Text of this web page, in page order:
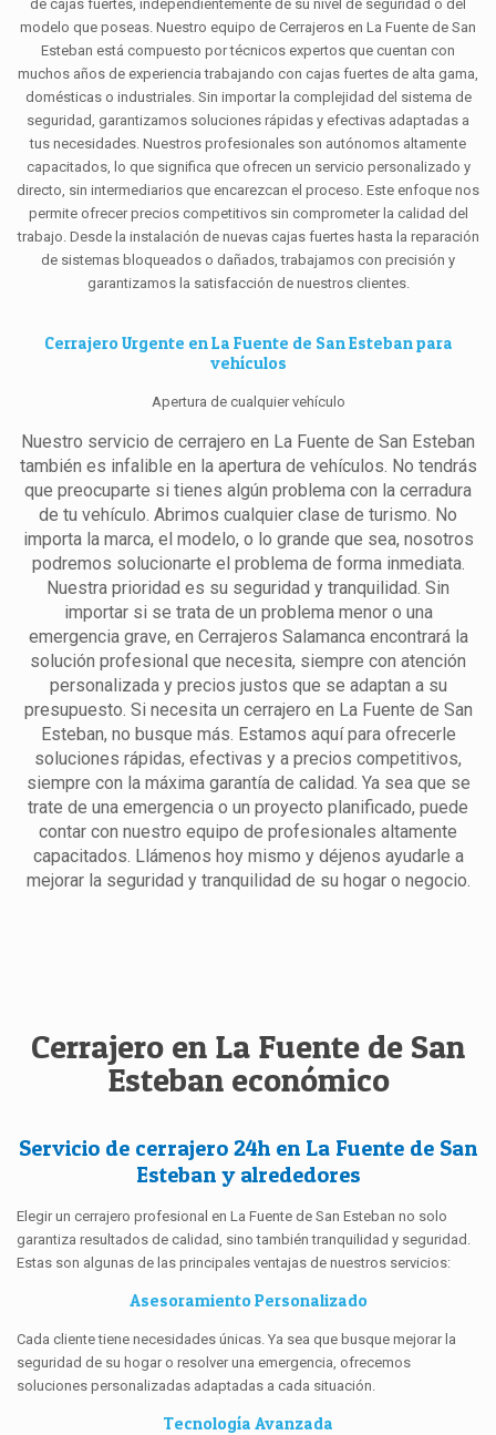
de cajas fuertes, independientemente de su nivel de seguridad o del
modelo que poseas. Nuestro equipo de Cerrajeros en La Fuente de San
Esteban está compuesto por técnicos expertos que cuentan con
muchos años de experiencia trabajando con cajas fuertes de alta gama,
domésticas o industriales. Sin importar la complejidad del sistema de
seguridad, garantizamos soluciones rápidas y efectivas adaptadas a
tus necesidades. Nuestros profesionales son autónomos altamente
capacitados, lo que significa que ofrecen un servicio personalizado y
directo, sin intermediarios que encarezcan el proceso. Este enfoque nos
permite ofrecer precios competitivos sin comprometer la calidad del
trabajo. Desde la instalación de nuevas cajas fuertes hasta la reparación
de sistemas bloqueados o dañados, trabajamos con precisión y
garantizamos la satisfacción de nuestros clientes.
Cerrajero Urgente en La Fuente de San Esteban para
vehículos
Apertura de cualquier vehículo
Nuestro servicio de cerrajero en La Fuente de San Esteban
también es infalible en la apertura de vehículos. No tendrás
que preocuparte si tienes algún problema con la cerradura
de tu vehículo. Abrimos cualquier clase de turismo. No
importa la marca, el modelo, o lo grande que sea, nosotros
podremos solucionarte el problema de forma inmediata.
Nuestra prioridad es su seguridad y tranquilidad. Sin
importar si se trata de un problema menor o una
emergencia grave, en Cerrajeros Salamanca encontrará la
solución profesional que necesita, siempre con atención
personalizada y precios justos que se adaptan a su
presupuesto. Si necesita un cerrajero en La Fuente de San
Esteban, no busque más. Estamos aquí para ofrecerle
soluciones rápidas, efectivas y a precios competitivos,
siempre con la máxima garantía de calidad. Ya sea que se
trate de una emergencia o un proyecto planificado, puede
contar con nuestro equipo de profesionales altamente
capacitados. Llámenos hoy mismo y déjenos ayudarle a
mejorar la seguridad y tranquilidad de su hogar o negocio.
Cerrajero en La Fuente de San
Esteban económico
Servicio de cerrajero 24h en La Fuente de San
Esteban y alrededores
Elegir un cerrajero profesional en La Fuente de San Esteban no solo
garantiza resultados de calidad, sino también tranquilidad y seguridad.
Estas son algunas de las principales ventajas de nuestros servicios:
Asesoramiento Personalizado
Cada cliente tiene necesidades únicas. Ya sea que busque mejorar la
seguridad de su hogar o resolver una emergencia, ofrecemos
soluciones personalizadas adaptadas a cada situación.
Tecnología Avanzada